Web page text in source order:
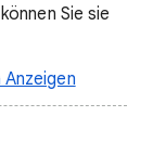
Sie sie